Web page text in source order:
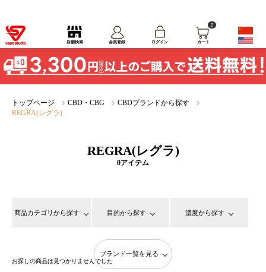
店舗検索 会員登録 ログイン
0
カート
トップページ CBD・CBG
CBDブランドから探す
REGRA(レグラ)
REGRA(レグラ)
0アイテム
商品カテゴリから探す 目的から探す 濃度から探す
ブランド一覧を見る
お探しの商品は見つかりませんでした